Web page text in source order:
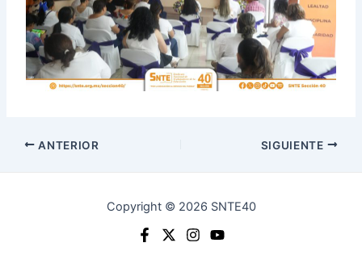
ANTERIOR SIGUIENTE
Copyright © 2026 SNTE40